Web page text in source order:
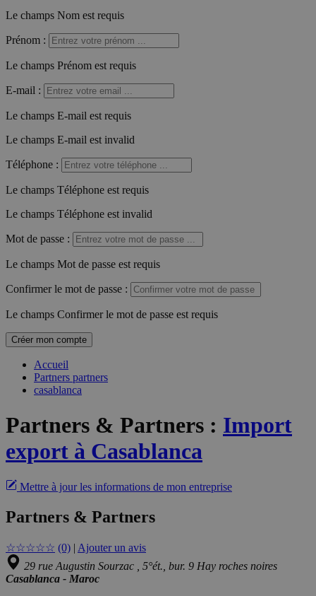
Le champs Nom est requis
Prénom :
Le champs Prénom est requis
E-mail :
Le champs E-mail est requis
Le champs E-mail est invalid
Téléphone :
Le champs Téléphone est requis
Le champs Téléphone est invalid
Mot de passe :
Le champs Mot de passe est requis
Confirmer le mot de passe :
Le champs Confirmer le mot de passe est requis
Créer mon compte
Accueil
Partners partners
casablanca
Partners & Partners : Import
export à Casablanca
Mettre à jour les informations de mon entreprise
Partners & Partners
☆☆☆☆☆ (0) | Ajouter un avis
29 rue Augustin Sourzac , 5°ét., bur. 9 Hay roches noires
Casablanca - Maroc